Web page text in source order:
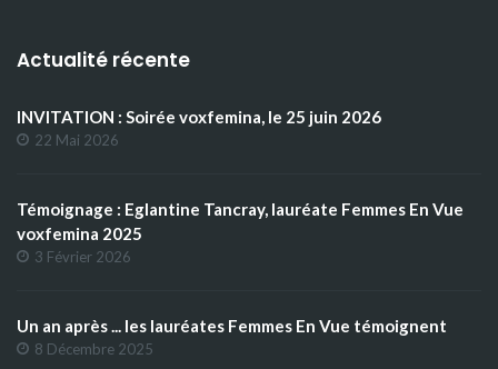
Actualité récente
INVITATION : Soirée voxfemina, le 25 juin 2026
22 Mai 2026
Témoignage : Eglantine Tancray, lauréate Femmes En Vue
voxfemina 2025
3 Février 2026
Un an après ... les lauréates Femmes En Vue témoignent
8 Décembre 2025